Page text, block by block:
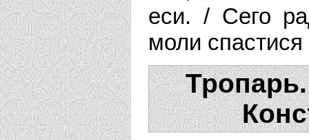
еси. / Сего
моли